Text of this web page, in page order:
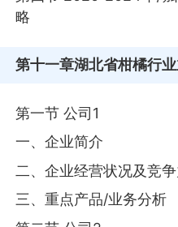
略
第十一章湖北省柑橘行
第一节 公司1
一、企业简介
二、企业经营状况及竞
三、重点产品/业务分析